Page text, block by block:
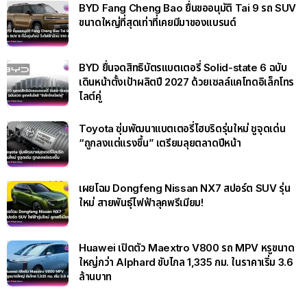
BYD Fang Cheng Bao ยื่นขออนุมัติ Tai 9 รถ SUV
ขนาดใหญ่ที่สุดเท่าที่เคยมีมาของแบรนด์
BYD ยื่นจดสิทธิบัตรแบตเตอรี่ Solid-state 6 ฉบับ
เดินหน้าตั้งเป้าผลิตปี 2027 ด้วยเซลล์แคโทดอิเล็กโทร
ไลต์คู่
Toyota ซุ่มพัฒนาแบตเตอรี่ไฮบริดรุ่นใหม่ ชูจุดเด่น
“ถูกลงแต่แรงขึ้น” เตรียมลุยตลาดปีหน้า
เผยโฉม Dongfeng Nissan NX7 สปอร์ต SUV รุ่น
ใหม่ สายพันธุ์ไฟฟ้าลุคพรีเมียม!
Huawei เปิดตัว Maextro V800 รถ MPV หรูขนาด
ใหญ่กว่า Alphard ขับไกล 1,335 กม. ในราคาเริ่ม 3.6
ล้านบาท